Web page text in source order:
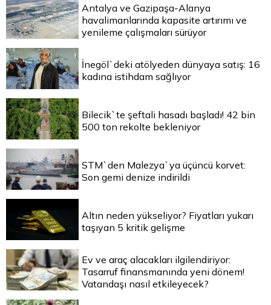
Antalya ve Gazipaşa-Alanya
havalimanlarında kapasite artırımı ve
yenileme çalışmaları sürüyor
İnegöl`deki atölyeden dünyaya satış: 16
kadına istihdam sağlıyor
Bilecik`te şeftali hasadı başladı! 42 bin
500 ton rekolte bekleniyor
STM`den Malezya`ya üçüncü korvet:
Son gemi denize indirildi
Altın neden yükseliyor? Fiyatları yukarı
taşıyan 5 kritik gelişme
Ev ve araç alacakları ilgilendiriyor:
Tasarruf finansmanında yeni dönem!
Vatandaşı nasıl etkileyecek?